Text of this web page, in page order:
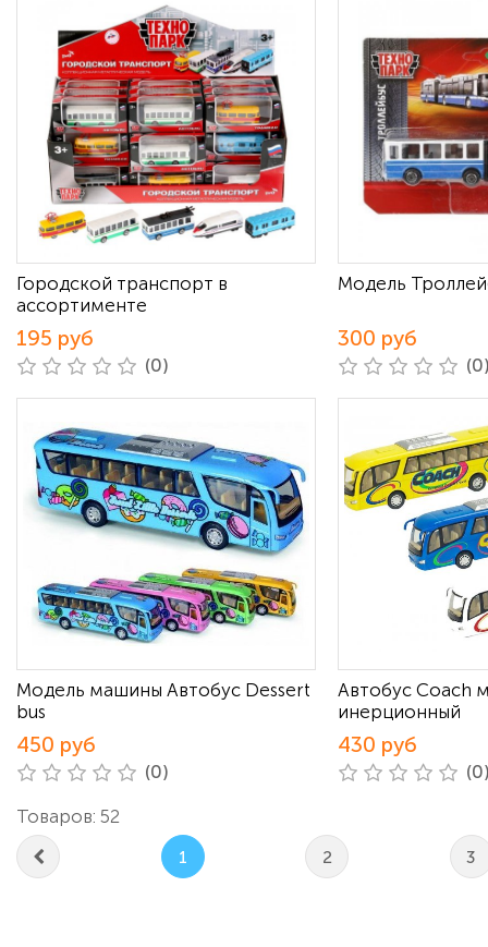
Городской транспорт в
ассортименте
195 руб
(0)
Модель
300 руб
Модель машины Автобус Dessert
bus
450 руб
(0)
Автобус Coach
инерционный
430 руб
Товаров: 52
1 2 3